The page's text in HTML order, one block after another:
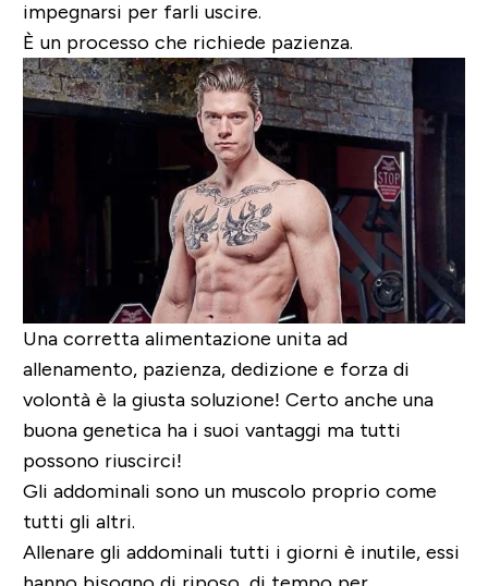
impegnarsi per farli uscire.
È un processo che richiede pazienza.
Una corretta alimentazione unita ad
allenamento, pazienza, dedizione e forza di
volontà è la giusta soluzione! Certo anche una
buona genetica ha i suoi vantaggi ma tutti
possono riuscirci!
Gli addominali sono un muscolo proprio come
tutti gli altri.
Allenare gli addominali tutti i giorni è inutile, essi